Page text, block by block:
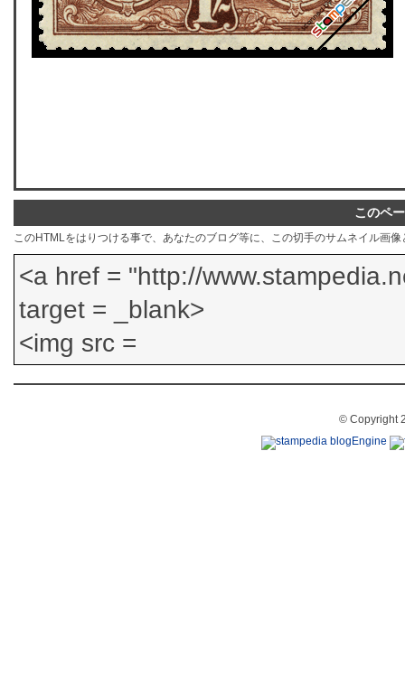
このペ
このHTMLをはりつける事で、あなたのブログ等に、この切手のサムネイル画
© Copyright